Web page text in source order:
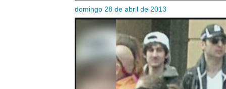
domingo 28 de abril de 2013